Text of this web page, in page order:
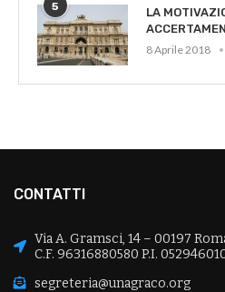
5
LA
8 Aprile 2018
CONTATTI
Via A. Gramsci, 14 – 00197
C.F. 96316880580 P.I.
segreteria@unagraco.org